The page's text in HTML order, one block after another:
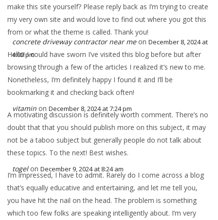
make this site yourself? Please reply back as I’m trying to create
my very own site and would love to find out where you got this
from or what the theme is called. Thank you!
concrete driveway contractor near me on December 8, 2024 at
4:00 pm
Hello! I could have sworn I’ve visited this blog before but after
browsing through a few of the articles I realized it’s new to me.
Nonetheless, I’m definitely happy I found it and I’ll be
bookmarking it and checking back often!
vitamin on December 8, 2024 at 7:24 pm
A motivating discussion is definitely worth comment. There’s no
doubt that that you should publish more on this subject, it may
not be a taboo subject but generally people do not talk about
these topics. To the next! Best wishes.
togel on December 9, 2024 at 8:24 am
I’m impressed, I have to admit. Rarely do I come across a blog
that’s equally educative and entertaining, and let me tell you,
you have hit the nail on the head. The problem is something
which too few folks are speaking intelligently about. I’m very